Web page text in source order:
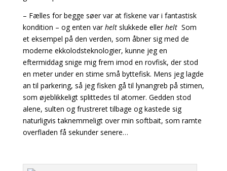
– Fælles for begge søer var at fiskene var i fantastisk
kondition – og enten varhelt slukkede ellerhelt Som
et eksempel på den verden, som åbner sig med de
moderne ekkolodsteknologier, kunne jeg en
eftermiddag snige mig frem imod en rovfisk, der stod
en meter under en stime små byttefisk. Mens jeg lagde
an til parkering, så jeg fisken gå til lynangreb på stimen,
som øjeblikkeligt splittedes til atomer. Gedden stod
alene, sulten og frustreret tilbage og kastede sig
naturligvis taknemmeligt over min softbait, som ramte
overfladen få sekunder senere…